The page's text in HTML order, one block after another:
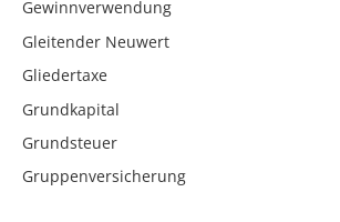
Gewinnverwendung
Gleitender Neuwert
Gliedertaxe
Grundkapital
Grundsteuer
Gruppenversicherung